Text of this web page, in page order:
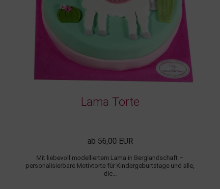
Lama Torte
ab 56,00 EUR
Mit liebevoll modelliertem Lama in Berglandschaft –
personalisierbare Motivtorte für Kindergeburtstage und alle,
die...